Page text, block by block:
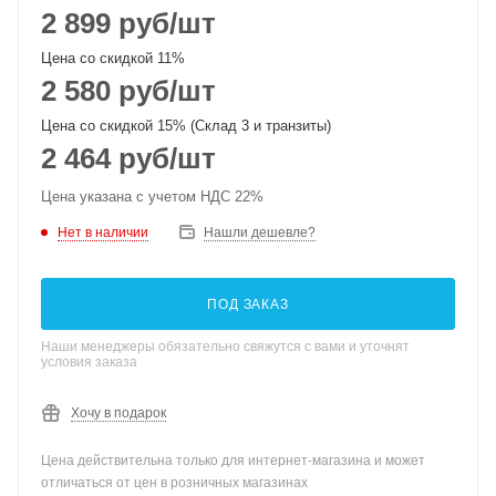
2 899 руб/шт
Цена со скидкой 11%
2 580 руб/шт
Цена со скидкой 15% (Склад 3 и транзиты)
2 464руб/шт
Цена указана с учетом НДС 22%
Нет в наличии Нашли дешевле?
ПОД ЗАКАЗ
Наши менеджеры обязательно свяжутся с вами и уточнят
условия заказа
Хочу в подарок
Цена действительна только для интернет-магазина и может
отличаться от цен в розничных магазинах